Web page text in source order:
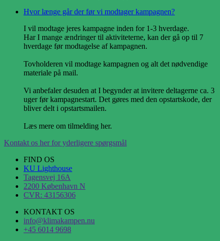
Hvor længe går der før vi modtager kampagnen?
I vil modtage jeres kampagne inden for 1-3 hverdage.
Har I mange ændringer til aktiviteterne, kan der gå op til 7
hverdage før modtagelse af kampagnen.
Tovholderen vil modtage kampagnen og alt det nødvendige
materiale på mail.
Vi anbefaler desuden at I begynder at invitere deltagerne ca. 3
uger før kampagnestart. Det gøres med den opstartskode, der
bliver delt i opstartsmailen.
Læs mere om tilmelding her.
Kontakt os her for yderligere spørgsmål
FIND OS
KU Lighthouse
Tagensvej 16A
2200 København N
CVR: 43156306
KONTAKT OS
info@klimakampen.nu
+45 6014 9698